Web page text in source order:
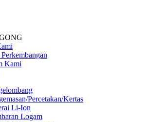
Kami
Percetakan/Kertas
Li-Ion
Logam